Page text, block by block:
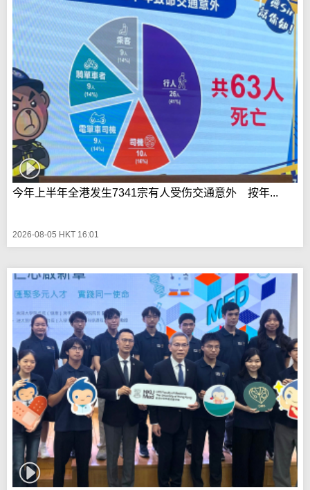
今年上半年全港发生7341宗有人受伤交通意外 按年...
2026-08-05 HKT 16:01